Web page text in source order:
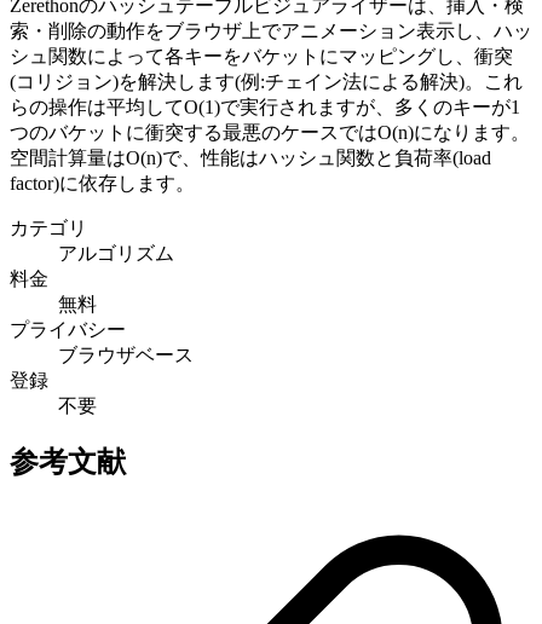
Zerethonのハッシュテーブルビジュアライザーは、挿入・検
索・削除の動作をブラウザ上でアニメーション表示し、ハッ
シュ関数によって各キーをバケットにマッピングし、衝突
(コリジョン)を解決します(例:チェイン法による解決)。これ
らの操作は平均してO(1)で実行されますが、多くのキーが1
つのバケットに衝突する最悪のケースではO(n)になります。
空間計算量はO(n)で、性能はハッシュ関数と負荷率(load
factor)に依存します。
カテゴリ
アルゴリズム
料金
無料
プライバシー
ブラウザベース
登録
不要
参考文献